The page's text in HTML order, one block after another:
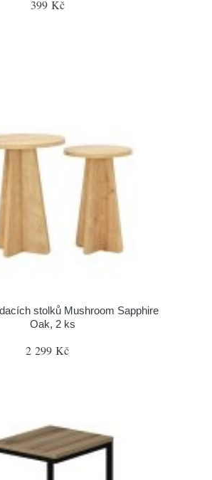
399 Kč
stolků Mushroom Sapphire
Oak, 2 ks
2 299 Kč